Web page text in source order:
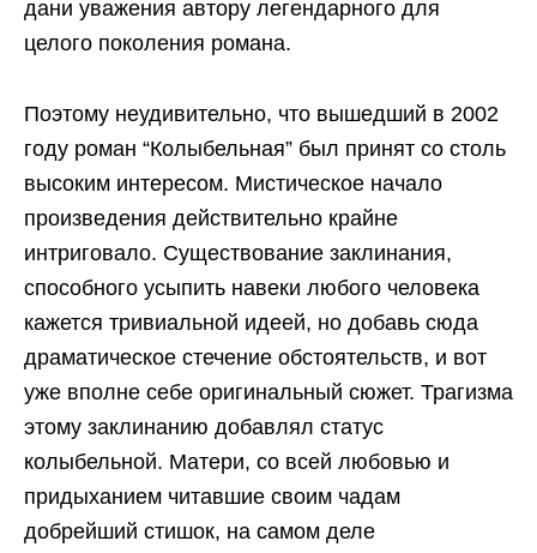
дани уважения автору легендарного для
целого поколения романа.
Поэтому неудивительно, что вышедший в 2002
году роман “Колыбельная” был принят со столь
высоким интересом. Мистическое начало
произведения действительно крайне
интриговало. Существование заклинания,
способного усыпить навеки любого человека
кажется тривиальной идеей, но добавь сюда
драматическое стечение обстоятельств, и вот
уже вполне себе оригинальный сюжет. Трагизма
этому заклинанию добавлял статус
колыбельной. Матери, со всей любовью и
придыханием читавшие своим чадам
добрейший стишок, на самом деле